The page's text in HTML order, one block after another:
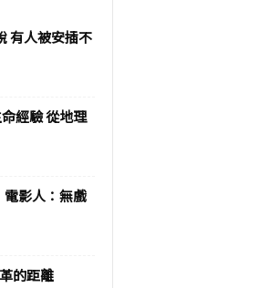
有人被安插不
經驗 從地理
影人：無戲
的距離